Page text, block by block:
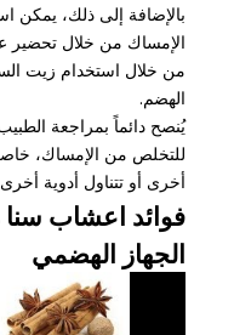
بالإضافة إلى ذلك، يمكن
الإمساك من خلال تحضير
من خلال استخدام زيت
الهضم.
يُنصح دائماً بمراجعة
للتخلص من الإمساك،
أخرى أو تتناول أدوية
فوائد اعشاب
الجهاز الهضمي